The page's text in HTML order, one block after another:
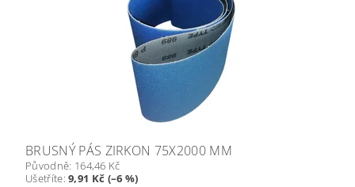
BRUSNÝ PÁS ZIRKON 75X2000 MM
Původně: 164,46 Kč
Ušetříte:9,91 Kč (–6 %)